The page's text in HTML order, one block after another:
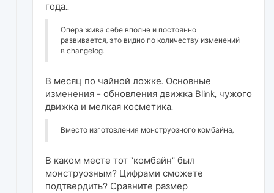
года..
Опера жива себе вполне и постоянно
развивается, это видно по количеству изменений
в changelog.
В месяц по чайной ложке. Основные
изменения - обновления движка Blink, чужого
движка и мелкая косметика.
Вместо изготовления монструозного комбайна,
В каком месте тот "комбайн" был
монструозным? Цифрами сможете
подтвердить? Сравните размер